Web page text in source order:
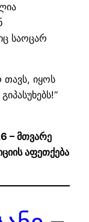
საოცარ
თავს, იყოს
– მთვარე
აფეთქება